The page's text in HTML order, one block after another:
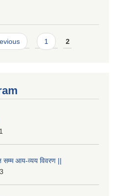
1 2
आय-व्यय विवरण ||